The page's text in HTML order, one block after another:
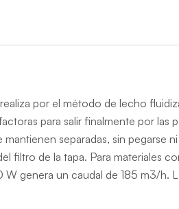
por el método de lecho
para salir finalmente por
separadas, sin
filtro de la tapa. Para materiales
genera un caudal de 185 m3/h.